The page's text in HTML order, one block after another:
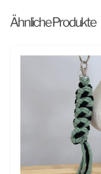
Ähnliche Produkte